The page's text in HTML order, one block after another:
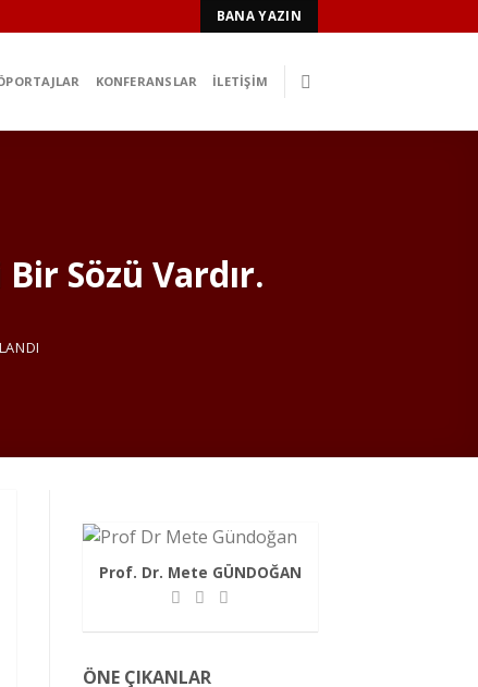
BANA YAZIN
KONFERANSLAR İLETIŞIM
Sözü Vardır.
Prof. Dr. Mete GÜNDOĞAN
ÖNE ÇIKANLAR